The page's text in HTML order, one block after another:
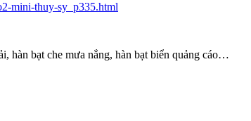
mini-thuy-sy_p335.html
hàn bạt che mưa nắng, hàn bạt biển quảng cáo…